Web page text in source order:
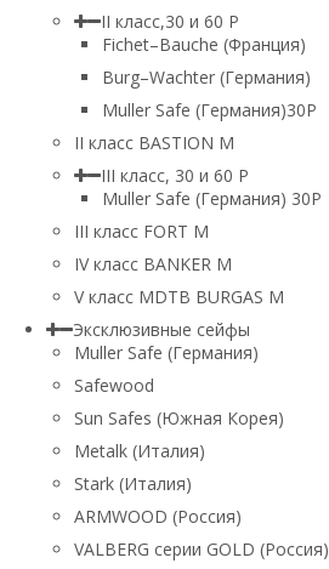
II класс,30 и 60 P
Fichet–Bauche (Франция)
Burg–Wachter (Германия)
Muller Safe (Германия)30P
II класс BASTION M
III класс, 30 и 60 P
Muller Safe (Германия) 30Р
III класс FORT M
IV класс BANKER M
V класс МDTB BURGAS M
Эксклюзивные сейфы
Muller Safe (Германия)
Safewood
Sun Safes (Южная Корея)
Metalk (Италия)
Stark (Италия)
ARMWOOD (Россия)
VALBERG серии GOLD (Россия)